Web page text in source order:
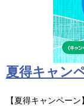
夏得キャン
【夏得キャンペー